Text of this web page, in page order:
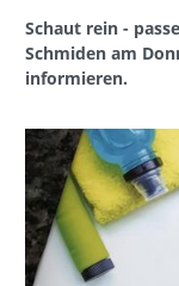
Schaut rein -
Schmiden am
informieren.